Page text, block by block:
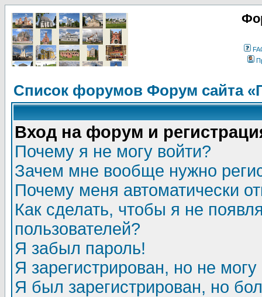
Список форумов Форум сайта
Вход на форум и
Почему я не могу войти?
Зачем мне вообще нужно
Почему меня автоматически
Как сделать, чтобы я не
пользователей?
Я забыл пароль!
Я зарегистрирован, но не могу
Я был зарегистрирован, но